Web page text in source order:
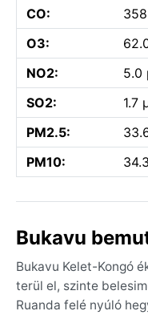
CO:
O3:
NO2:
5.0
SO2:
1.7
PM2.5:
PM10:
Bukavu
Bukavu Kelet-Kongó
terül el, szinte
Ruanda felé nyúló